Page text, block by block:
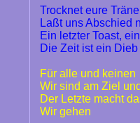
Trocknet eure
Laßt uns Abschied
Ein letzter Toast,
Die Zeit ist ein Dieb
Für alle und keinen
Wir sind am Ziel
Der Letzte macht
Wir gehen